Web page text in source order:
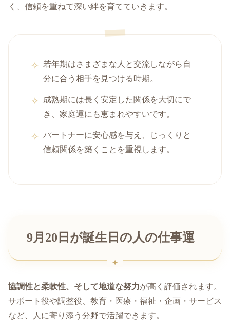
く、信頼を重ねて深い絆を育てていきます。
若年期はさまざまな人と交流しながら自
分に合う相手を見つける時期。
成熟期には長く安定した関係を大切にで
き、家庭運にも恵まれやすいです。
パートナーに安心感を与え、じっくりと
信頼関係を築くことを重視します。
9月20日が誕生日の人の仕事運
協調性と柔軟性、そして地道な努力が高く評価されます。
サポート役や調整役、教育・医療・福祉・企画・サービス
など、人に寄り添う分野で活躍できます。